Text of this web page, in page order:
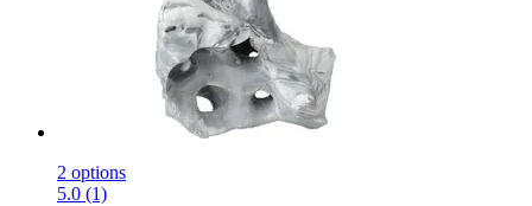
2 options
5.0 (1)